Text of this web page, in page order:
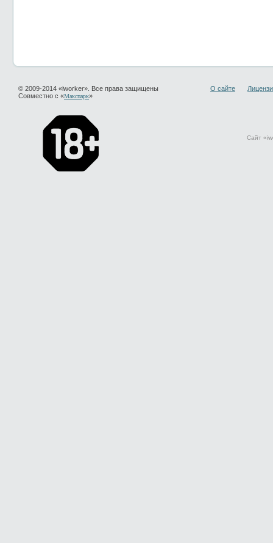
© 2009-2014 «iworker». Все права защищены
Совместно с «Макспарк»
О сайте
Сайт